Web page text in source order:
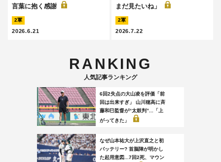
言葉に抱く感謝
2軍
2026.6.21
まだ見たいね」
2軍
2026.7.22
RANKING
人気記事ランキング
6回2失点の大山凌を評価「前
回は出来すぎ」 山川穂高に斉
藤和巳監督が“太鼓判”...「上
がってきた」
なぜ山本祐大が上沢直之と初
バッテリー? 首脳陣が明かし
た起用意図...7回2死、マウン